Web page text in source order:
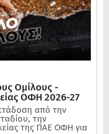
Ομίλους -
ΟΦΗ 2026-27
από την
την
της ΠΑΕ ΟΦΗ για